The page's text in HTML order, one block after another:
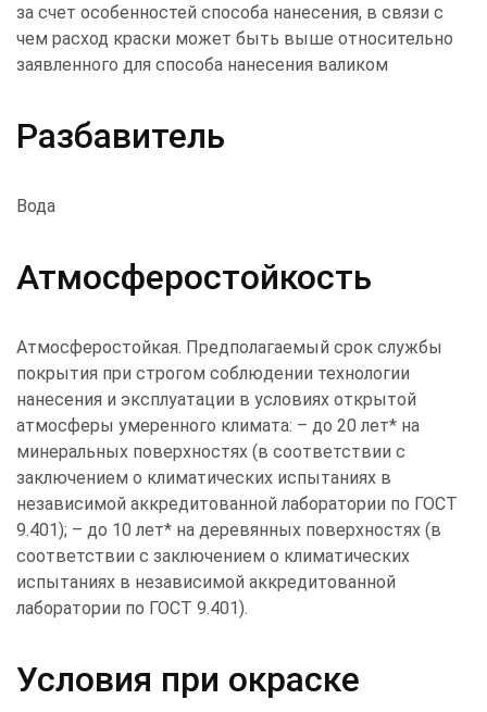
за счет особенностей способа нанесения, в связи с
чем расход краски может быть выше относительно
заявленного для способа нанесения валиком
Разбавитель
Вода
Атмосферостойкость
Атмосферостойкая. Предполагаемый срок службы
покрытия при строгом соблюдении технологии
нанесения и эксплуатации в условиях открытой
атмосферы умеренного климата: – до 20 лет* на
минеральных поверхностях (в соответствии с
заключением о климатических испытаниях в
независимой аккредитованной лаборатории по ГОСТ
9.401); – до 10 лет* на деревянных поверхностях (в
соответствии с заключением о климатических
испытаниях в независимой аккредитованной
лаборатории по ГОСТ 9.401).
Условия при окраске